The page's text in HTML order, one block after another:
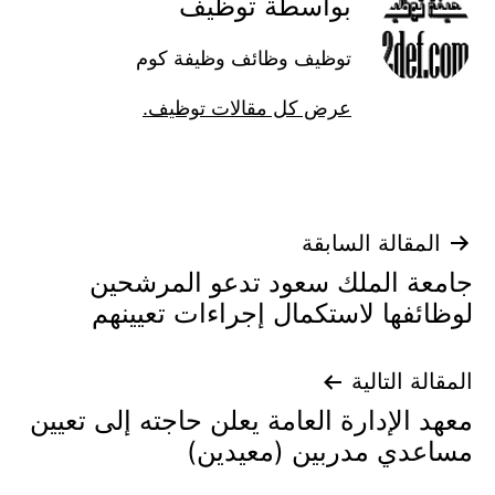
توظيف وظائف وظيفة كوم
عرض كل مقالات توظيف.
تصفّح
المقالات
المقالة السابقة
جامعة الملك سعود تدعو المرشحين
لوظائفها لاستكمال إجراءات تعيينهم
المقالة التالية
معهد الإدارة العامة يعلن حاجته إلى تعيين
مساعدي مدربين (معيدين)